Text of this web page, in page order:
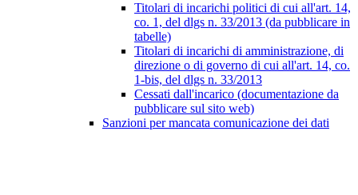
Titolari di incarichi politici di cui all'art. 14,
co. 1, del dlgs n. 33/2013 (da pubblicare in
tabelle)
Titolari di incarichi di amministrazione, di
direzione o di governo di cui all'art. 14, co.
1-bis, del dlgs n. 33/2013
Cessati dall'incarico (documentazione da
pubblicare sul sito web)
Sanzioni per mancata comunicazione dei dati